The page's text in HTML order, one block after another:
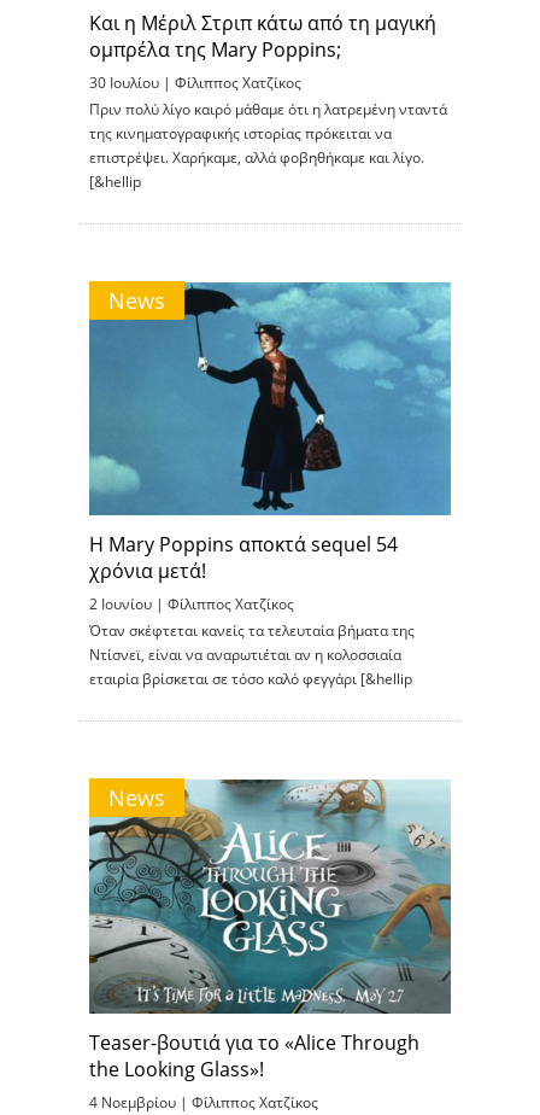
Και η Μέριλ Στριπ κάτω από τη μαγική
ομπρέλα της Mary Poppins;
30 Ιουλίου | Φίλιππος Χατζίκος
Πριν πολύ λίγο καιρό μάθαμε ότι η λατρεμένη νταντά
της κινηματογραφικής ιστορίας πρόκειται να
επιστρέψει. Χαρήκαμε, αλλά φοβηθήκαμε και λίγο.
[&hellip
News
Η Mary Poppins αποκτά sequel 54
χρόνια μετά!
2 Ιουνίου | Φίλιππος Χατζίκος
Όταν σκέφτεται κανείς τα τελευταία βήματα της
Ντίσνεϊ, είναι να αναρωτιέται αν η κολοσσιαία
εταιρία βρίσκεται σε τόσο καλό φεγγάρι [&hellip
News
Teaser-βουτιά για το «Alice Through
the Looking Glass»!
4 Νοεμβρίου | Φίλιππος Χατζίκος